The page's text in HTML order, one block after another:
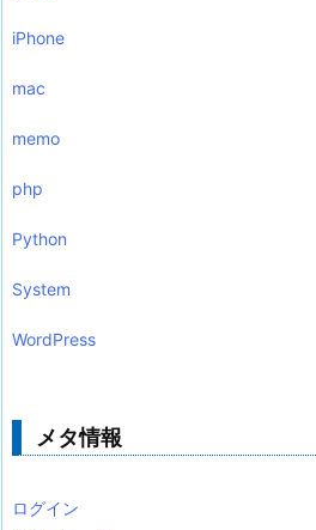
iPhone
mac
memo
php
Python
System
WordPress
メタ情報
ログイン